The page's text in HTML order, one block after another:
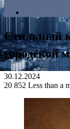
Стильный
городской
30.12.2024
20 852 Less than a